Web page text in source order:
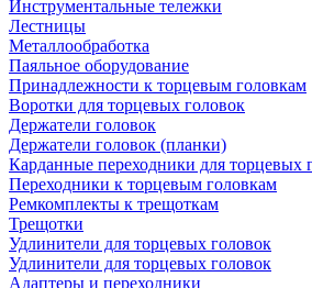
Инструментальные тележки
Лестницы
Металлообработка
Паяльное оборудование
Принадлежности к торцевым головкам
Воротки для торцевых головок
Держатели головок
Держатели головок (планки)
Карданные переходники для торцевых
Переходники к торцевым головкам
Ремкомплекты к трещоткам
Трещотки
Удлинители для торцевых головок
Удлинители для торцевых головок
Адаптеры и переходники